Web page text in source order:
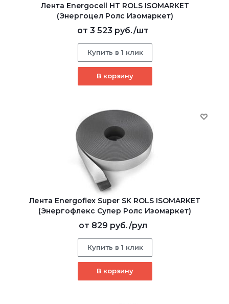
Лента Energocell HT ROLS ISOMARKET
(Энергоцел Ролс Изомаркет)
от 3 523 руб./шт
Купить в 1 клик
В корзину
Лента Energoflex Super SK ROLS ISOMARKET
(Энергофлекс Супер Ролс Изомаркет)
от 829 руб./рул
Купить в 1 клик
В корзину